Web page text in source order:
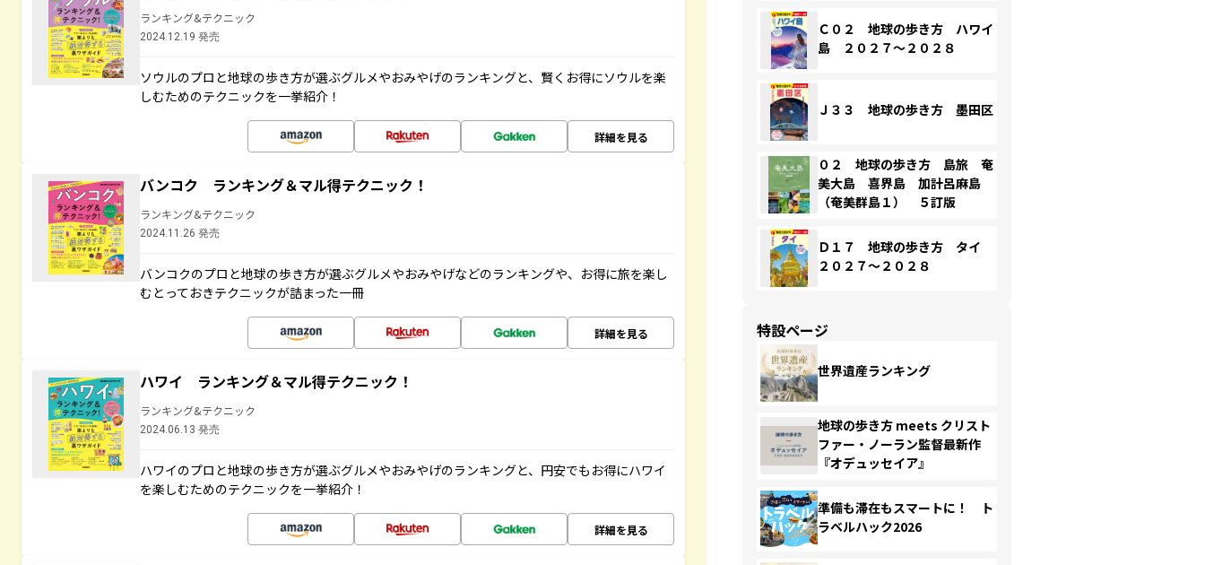
ランキング&テクニック
2024.12.19 発売
ソウルのプロと地球の歩き方が選ぶグルメやおみやげのランキングと、賢くお得にソウルを楽
しむためのテクニックを一挙紹介！
詳細を見る
バンコク ランキング＆マル得テクニック！
ランキング&テクニック
2024.11.26 発売
バンコクのプロと地球の歩き方が選ぶグルメやおみやげなどのランキングや、お得に旅を楽し
むとっておきテクニックが詰まった一冊
詳細を見る
ハワイ ランキング＆マル得テクニック！
ランキング&テクニック
2024.06.13 発売
ハワイのプロと地球の歩き方が選ぶグルメやおみやげのランキングと、円安でもお得にハワイ
を楽しむためのテクニックを一挙紹介！
詳細を見る
Ｃ０２ 地球の歩き方 ハワイ
島 ２０２７～２０２８
Ｊ３３ 地球の歩き方 墨田区
０２ 地球の歩き方 島旅 奄
美大島 喜界島 加計呂麻島
（奄美群島１） ５訂版
Ｄ１７ 地球の歩き方 タイ
２０２７～２０２８
特設ページ
世界遺産ランキング
地球の歩き方 meets クリスト
ファー・ノーラン監督最新作
『オデュッセイア』
準備も滞在もスマートに！ ト
ラベルハック2026